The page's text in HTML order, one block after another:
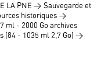
LA PNE > Sauvegarde et
historiques >
ml - 2000 Go archives
(84 - 1035 ml 2,7 Go) >